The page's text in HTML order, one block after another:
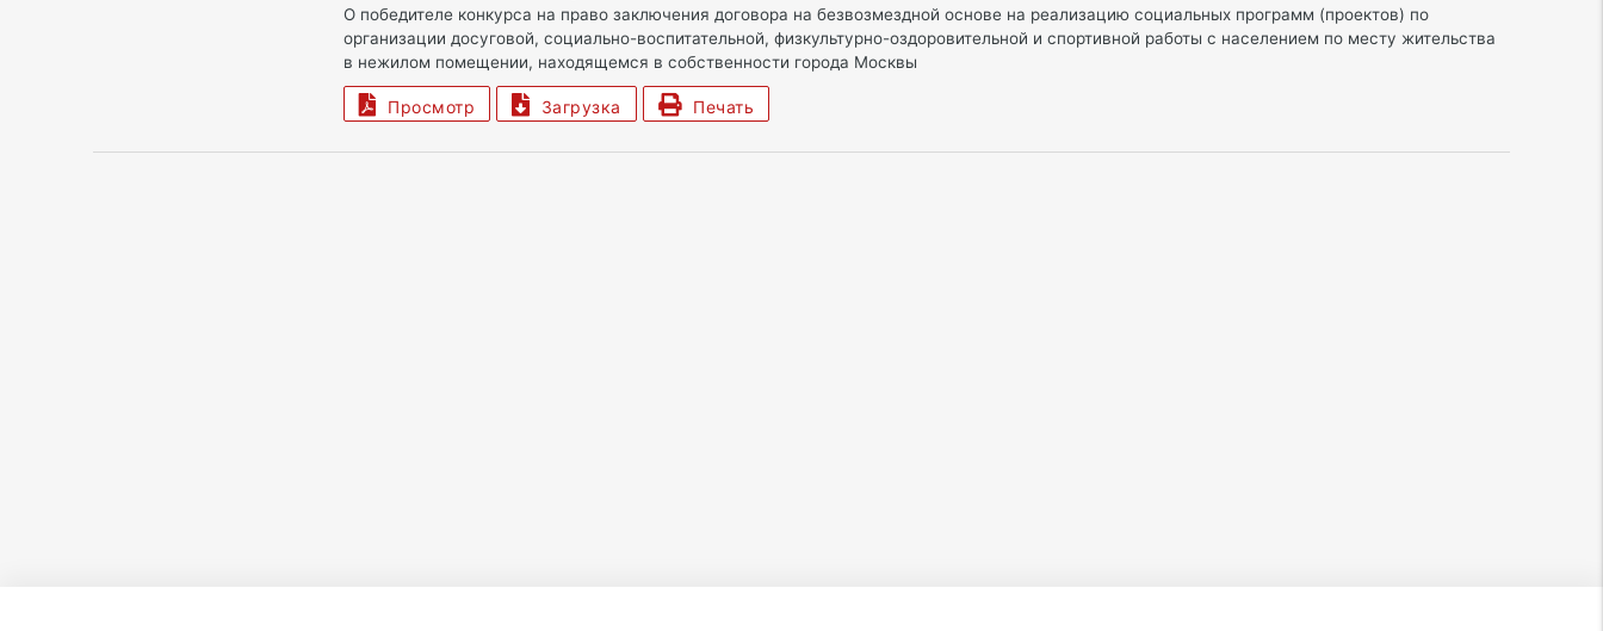
О победителе конкурса на право заключения договора на безвозмездной основе на реализацию социальных программ (проектов) по
организации досуговой, социально-воспитательной, физкультурно-оздоровительной и спортивной работы с населением по месту жительства
в нежилом помещении, находящемся в собственности города Москвы
Просмотр Загрузка Печать